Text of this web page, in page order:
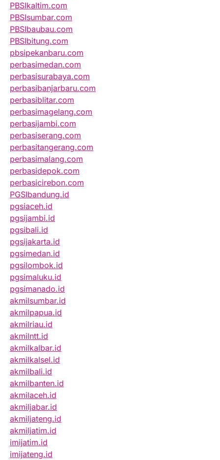
PBSIkaltim.com
PBSIsumbar.com
PBSIbaubau.com
PBSIbitung.com
pbsipekanbaru.com
perbasimedan.com
perbasisurabaya.com
perbasibanjarbaru.com
perbasiblitar.com
perbasimagelang.com
perbasijambi.com
perbasiserang.com
perbasitangerang.com
perbasimalang.com
perbasidepok.com
perbasicirebon.com
PGSIbandung.id
pgsiaceh.id
pgsijambi.id
pgsibali.id
pgsijakarta.id
pgsimedan.id
pgsilombok.id
pgsimaluku.id
pgsimanado.id
akmilsumbar.id
akmilpapua.id
akmilriau.id
akmilntt.id
akmilkalbar.id
akmilkalsel.id
akmilbali.id
akmilbanten.id
akmilaceh.id
akmiljabar.id
akmiljateng.id
akmiljatim.id
imijatim.id
imijateng.id